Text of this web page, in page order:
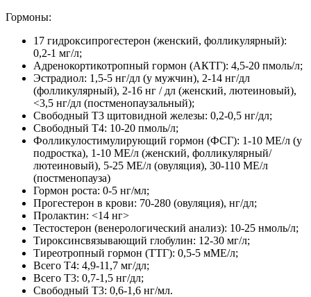
Гормоны:
17 гидроксипрогестерон (женский, фолликулярный):
0,2-1 мг/л;
Адренокортикотропный гормон (АКТГ): 4,5-20 пмоль/л;
Эстрадиол: 1,5-5 нг/дл (у мужчин), 2-14 нг/дл
(фолликулярный), 2-16 нг / дл (женский, лютеиновый),
<3,5 нг/дл (постменопаузальный);
Свободный Т3 щитовидной железы: 0,2-0,5 нг/дл;
Свободный T4: 10-20 пмоль/л;
Фолликулостимулирующий гормон (ФСГ): 1-10 МЕ/л (у
подростка), 1-10 МЕ/л (женский, фолликулярный/
лютеиновый), 5-25 МЕ/л (овуляция), 30-110 МЕ/л
(постменопауза)
Гормон роста: 0-5 нг/мл;
Прогестерон в крови: 70-280 (овуляция), нг/дл;
Пролактин: <14 нг>
Тестостерон (венерологический анализ): 10-25 нмоль/л;
Тироксинсвязывающий глобулин: 12-30 мг/л;
Тиреотропный гормон (ТТГ): 0,5-5 мМЕ/л;
Всего Т4: 4,9-11,7 мг/дл;
Всего Т3: 0,7-1,5 нг/дл;
Свободный Т3: 0,6-1,6 нг/мл.